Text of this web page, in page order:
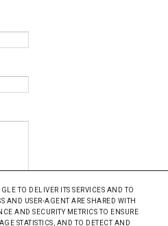
TO DELIVER ITS SERVICES AND TO
AND USER-AGENT ARE SHARED WITH
AND SECURITY METRICS TO ENSURE
STATISTICS, AND TO DETECT AND